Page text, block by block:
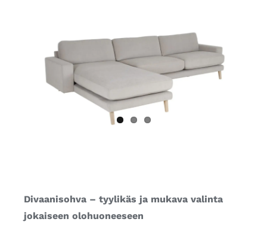
Divaanisohva – tyylikäs ja mukava valinta
jokaiseen olohuoneeseen